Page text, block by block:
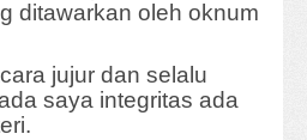
ditawarkan oleh oknum
jujur dan selalu
saya integritas ada